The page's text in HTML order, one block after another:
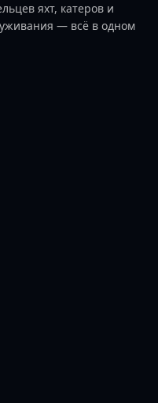
яхт, катеров и
— всё в одном